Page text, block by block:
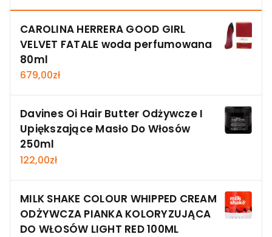
CAROLINA HERRERA GOOD GIRL
VELVET FATALE woda perfumowana
80ml
679,00zł
Davines Oi Hair Butter Odżywcze I
Upiększające Masło Do Włosów
250ml
122,00zł
MILK SHAKE COLOUR WHIPPED CREAM
ODŻYWCZA PIANKA KOLORYZUJĄCA
DO WŁOSÓW LIGHT RED 100ML